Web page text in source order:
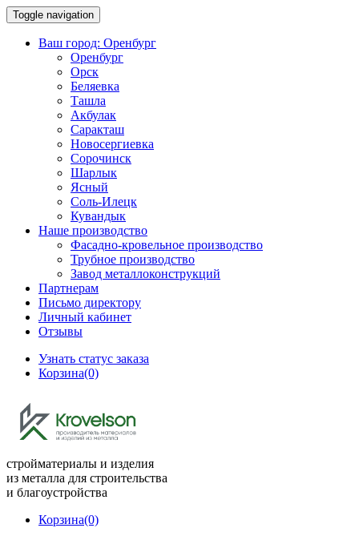
Toggle navigation
Ваш город: Оренбург
Оренбург
Орск
Беляевка
Ташла
Акбулак
Саракташ
Новосергиевка
Сорочинск
Шарлык
Ясный
Соль-Илецк
Кувандык
Наше производство
Фасадно-кровельное производство
Трубное производство
Завод металлоконструкций
Партнерам
Письмо директору
Личный кабинет
Отзывы
Узнать статус заказа
Корзина(0)
стройматериалы и изделия
из металла для строительства
и благоустройства
Корзина(0)